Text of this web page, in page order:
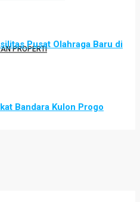
PROPERTI
Pusat Olahraga Baru di
Bandara Kulon Progo